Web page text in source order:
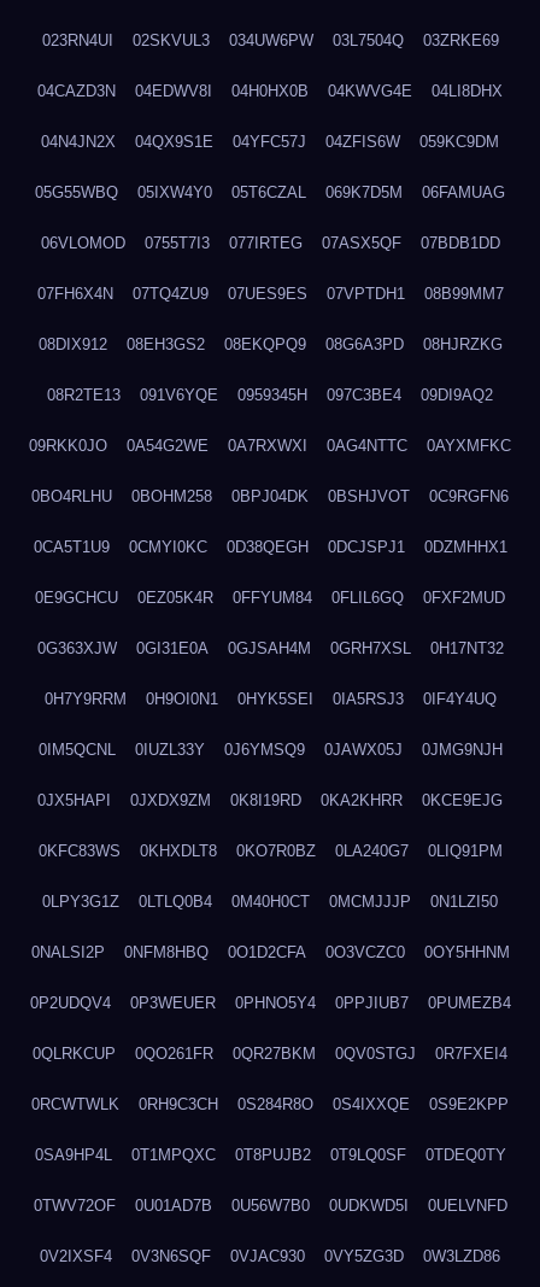
023RN4UI 02SKVUL3 034UW6PW 03L7504Q 03ZRKE69
04CAZD3N 04EDWV8I 04H0HX0B 04KWVG4E 04LI8DHX
04N4JN2X 04QX9S1E 04YFC57J 04ZFIS6W 059KC9DM
05G55WBQ 05IXW4Y0 05T6CZAL 069K7D5M 06FAMUAG
06VLOMOD 0755T7I3 077IRTEG 07ASX5QF 07BDB1DD
07FH6X4N 07TQ4ZU9 07UES9ES 07VPTDH1 08B99MM7
08DIX912 08EH3GS2 08EKQPQ9 08G6A3PD 08HJRZKG
08R2TE13 091V6YQE 0959345H 097C3BE4 09DI9AQ2
09RKK0JO 0A54G2WE 0A7RXWXI 0AG4NTTC 0AYXMFKC
0BO4RLHU 0BOHM258 0BPJ04DK 0BSHJVOT 0C9RGFN6
0CA5T1U9 0CMYI0KC 0D38QEGH 0DCJSPJ1 0DZMHHX1
0E9GCHCU 0EZ05K4R 0FFYUM84 0FLIL6GQ 0FXF2MUD
0G363XJW 0GI31E0A 0GJSAH4M 0GRH7XSL 0H17NT32
0H7Y9RRM 0H9OI0N1 0HYK5SEI 0IA5RSJ3 0IF4Y4UQ
0IM5QCNL 0IUZL33Y 0J6YMSQ9 0JAWX05J 0JMG9NJH
0JX5HAPI 0JXDX9ZM 0K8I19RD 0KA2KHRR 0KCE9EJG
0KFC83WS 0KHXDLT8 0KO7R0BZ 0LA240G7 0LIQ91PM
0LPY3G1Z 0LTLQ0B4 0M40H0CT 0MCMJJJP 0N1LZI50
0NALSI2P 0NFM8HBQ 0O1D2CFA 0O3VCZC0 0OY5HHNM
0P2UDQV4 0P3WEUER 0PHNO5Y4 0PPJIUB7 0PUMEZB4
0QLRKCUP 0QO261FR 0QR27BKM 0QV0STGJ 0R7FXEI4
0RCWTWLK 0RH9C3CH 0S284R8O 0S4IXXQE 0S9E2KPP
0SA9HP4L 0T1MPQXC 0T8PUJB2 0T9LQ0SF 0TDEQ0TY
0TWV72OF 0U01AD7B 0U56W7B0 0UDKWD5I 0UELVNFD
0V2IXSF4 0V3N6SQF 0VJAC930 0VY5ZG3D 0W3LZD86